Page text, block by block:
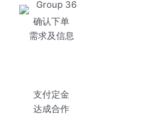
确认下单
需求及信息
支付定金
达成合作